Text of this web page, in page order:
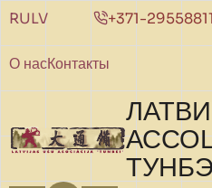
Перейти к основному
RULV +371-29558811
О насКонтакты